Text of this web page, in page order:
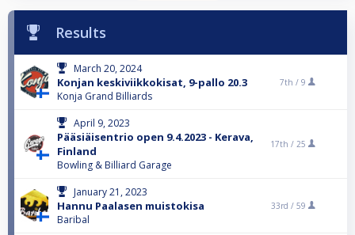
Results
March 20, 2024
Konjan keskiviikkokisat, 9-pallo 20.3
Konja Grand Billiards
7th / 9
April 9, 2023
Pääsiäisentrio open 9.4.2023 - Kerava,
Finland
Bowling & Billiard Garage
17th / 25
January 21, 2023
Hannu Paalasen muistokisa
Baribal
33rd / 59